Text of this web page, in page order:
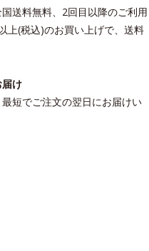
送料無料、2回目以降のご利用
上(税込)のお買い上げで、送料
け
短でご注文の翌日にお届けい